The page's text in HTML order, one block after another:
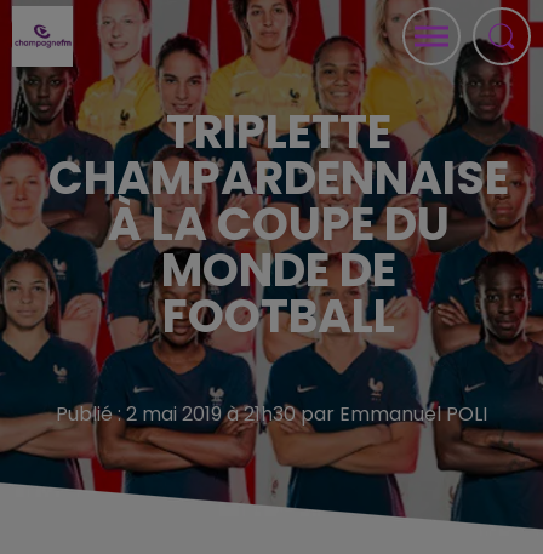
TRIPLETTE
CHAMPARDENNAISE
À LA COUPE DU
MONDE DE
FOOTBALL
Publié : 2 mai 2019 à 21h30 par Emmanuel POLI